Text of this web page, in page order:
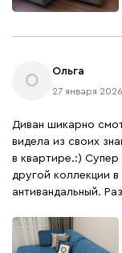
О
Ольга
27 января 2026
Диван шикарно
видела из своих
в квартире.:)
другой коллекции
антивандальный.